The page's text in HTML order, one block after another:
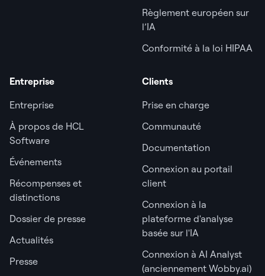
Règlement européen sur
l’IA
Conformité à la loi HIPAA
Entreprise
Entreprise
À propos de HCL
Software
Événements
Récompenses et
distinctions
Dossier de presse
Actualités
Presse
Clients
Prise en charge
Communauté
Documentation
Connexion au portail
client
Connexion à la
plateforme d'analyse
basée sur l'IA
Connexion à AI Analyst
(anciennement Wobby.ai)